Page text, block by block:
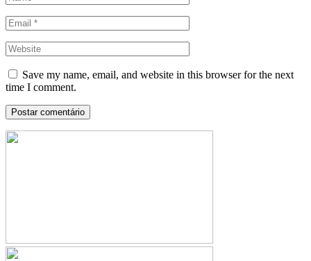
Save my name, email, and website in this browser for the next
time I comment.